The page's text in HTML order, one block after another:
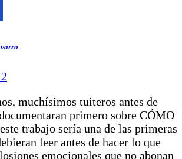
muchísimos tuiteros antes de
primero sobre CÓMO
trabajo sería una de las primeras
leer antes de hacer lo que
emocionales que no abonan